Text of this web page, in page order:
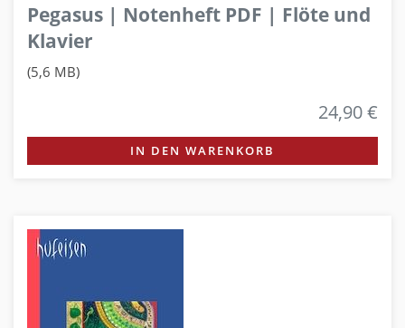
Pegasus | Notenheft PDF | Flöte und
Klavier
(5,6 MB)
24,90 €
IN DEN WARENKORB